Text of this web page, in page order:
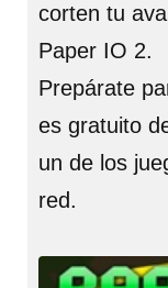
corten tu
Paper IO 2.
Prepárate
es gratuito
un de los
red.